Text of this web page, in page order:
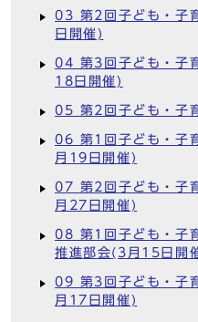
03 第2回子ども・子
日開催)
04 第3回子ども・子
18日開催)
05 第2回子ども・子
06 第1回子ども・子
月19日開催)
07 第2回子ども・子
月27日開催)
08 第1回子ども・子
推進部会(3月15日開
09 第3回子ども・子
月17日開催)